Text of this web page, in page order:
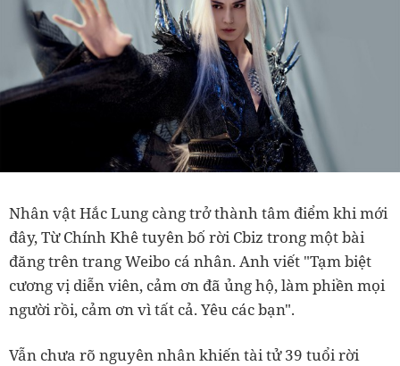
Nhân vật Hắc Lung càng trở thành tâm điểm khi mới
đây, Từ Chính Khê tuyên bố rời Cbiz trong một bài
đăng trên trang Weibo cá nhân. Anh viết "Tạm biệt
cương vị diễn viên, cảm ơn đã ủng hộ, làm phiền mọi
người rồi, cảm ơn vì tất cả. Yêu các bạn".
Vẫn chưa rõ nguyên nhân khiến tài tử 39 tuổi rời